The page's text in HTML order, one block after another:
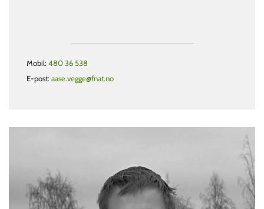
Mobil: 480 36 538
E-post: aase.vegge@fnat.no